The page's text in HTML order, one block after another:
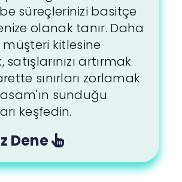
süreçlerinizi basitçe
olanak tanır. Daha
kitlesine
artırmak
sınırları zorlamak
sunduğu
keşfedin.
Dene